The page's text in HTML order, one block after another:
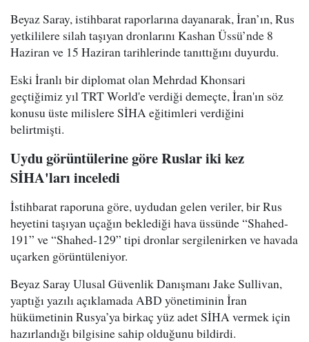
Beyaz Saray, istihbarat raporlarına dayanarak, İran’ın, Rus
yetkililere silah taşıyan dronlarını Kashan Üssü’nde 8
Haziran ve 15 Haziran tarihlerinde tanıttığını duyurdu.
Eski İranlı bir diplomat olan Mehrdad Khonsari
geçtiğimiz yıl TRT World'e verdiği demeçte, İran'ın söz
konusu üste milislere SİHA eğitimleri verdiğini
belirtmişti.
Uydu görüntülerine göre Ruslar iki kez
SİHA'ları inceledi
İstihbarat raporuna göre, uydudan gelen veriler, bir Rus
heyetini taşıyan uçağın beklediği hava üssünde “Shahed-
191” ve “Shahed-129” tipi dronlar sergilenirken ve havada
uçarken görüntüleniyor.
Beyaz Saray Ulusal Güvenlik Danışmanı Jake Sullivan,
yaptığı yazılı açıklamada ABD yönetiminin İran
hükümetinin Rusya’ya birkaç yüz adet SİHA vermek için
hazırlandığı bilgisine sahip olduğunu bildirdi.